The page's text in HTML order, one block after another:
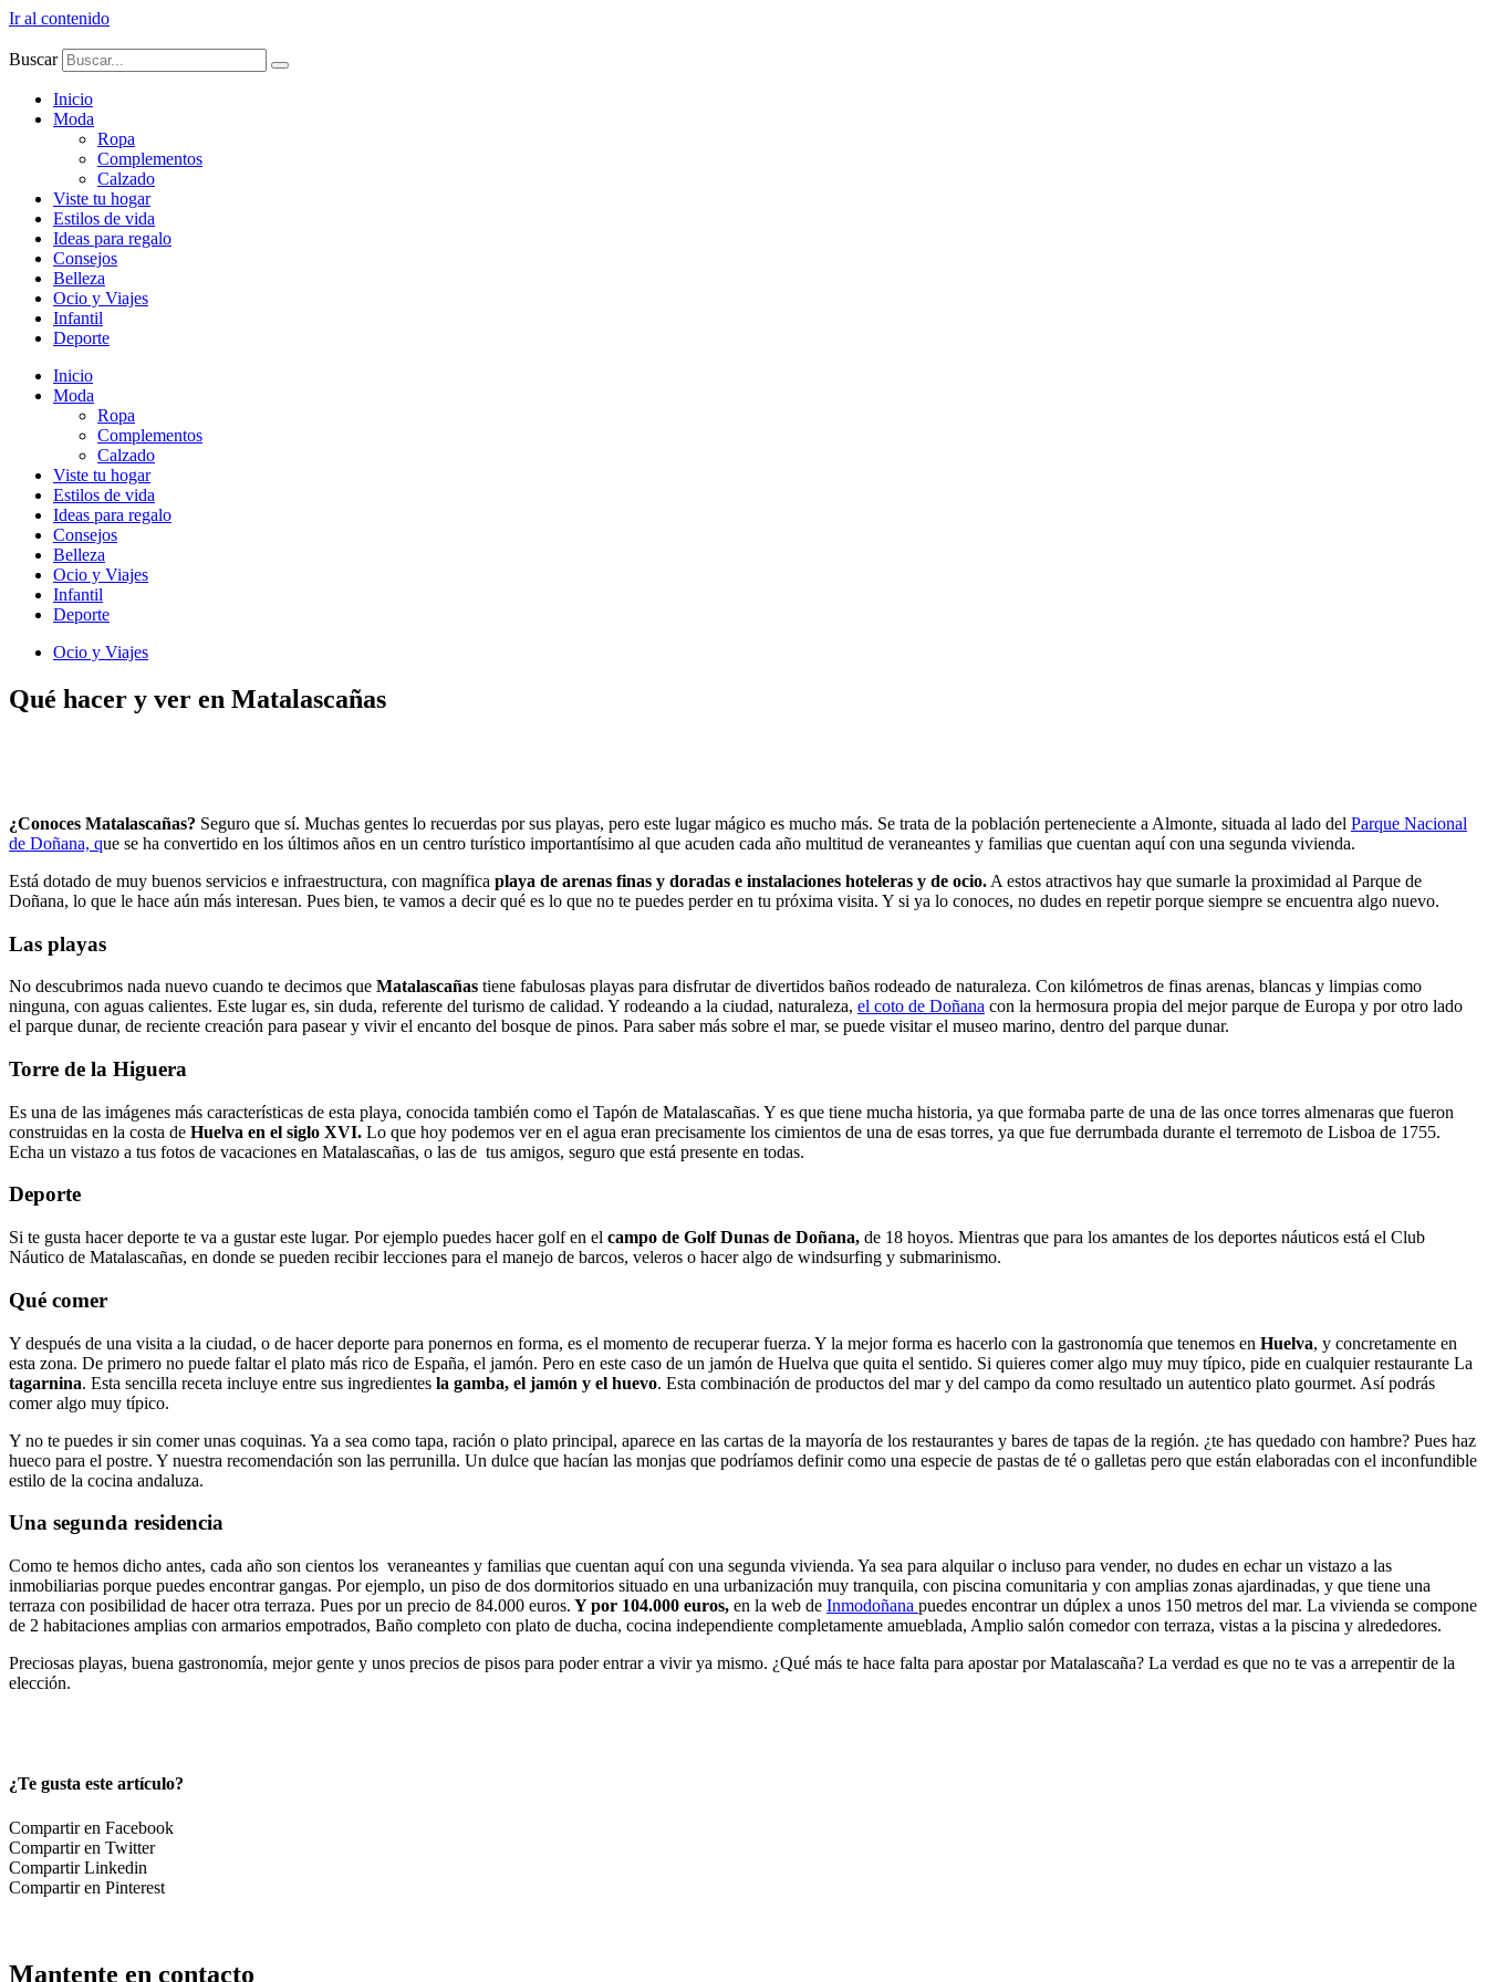
Ir al contenido
Buscar
Inicio
Moda
Ropa
Complementos
Calzado
Viste tu hogar
Estilos de vida
Ideas para regalo
Consejos
Belleza
Ocio y Viajes
Infantil
Deporte
Inicio
Moda
Ropa
Complementos
Calzado
Viste tu hogar
Estilos de vida
Ideas para regalo
Consejos
Belleza
Ocio y Viajes
Infantil
Deporte
Ocio y Viajes
Qué hacer y ver en Matalascañas
¿Conoces Matalascañas? Seguro que sí. Muchas gentes lo recuerdas por sus playas, pero este lugar mágico es mucho más. Se trata de la población perteneciente a Almonte, situada al lado del Parque Nacional
de Doñana, que se ha convertido en los últimos años en un centro turístico importantísimo al que acuden cada año multitud de veraneantes y familias que cuentan aquí con una segunda vivienda.
Está dotado de muy buenos servicios e infraestructura, con magnífica playa de arenas finas y doradas e instalaciones hoteleras y de ocio. A estos atractivos hay que sumarle la proximidad al Parque de
Doñana, lo que le hace aún más interesan. Pues bien, te vamos a decir qué es lo que no te puedes perder en tu próxima visita. Y si ya lo conoces, no dudes en repetir porque siempre se encuentra algo nuevo.
Las playas
No descubrimos nada nuevo cuando te decimos que Matalascañas tiene fabulosas playas para disfrutar de divertidos baños rodeado de naturaleza. Con kilómetros de finas arenas, blancas y limpias como
ninguna, con aguas calientes. Este lugar es, sin duda, referente del turismo de calidad. Y rodeando a la ciudad, naturaleza, el coto de Doñana con la hermosura propia del mejor parque de Europa y por otro lado
el parque dunar, de reciente creación para pasear y vivir el encanto del bosque de pinos. Para saber más sobre el mar, se puede visitar el museo marino, dentro del parque dunar.
Torre de la Higuera
Es una de las imágenes más características de esta playa, conocida también como el Tapón de Matalascañas. Y es que tiene mucha historia, ya que formaba parte de una de las once torres almenaras que fueron
construidas en la costa de Huelva en el siglo XVI. Lo que hoy podemos ver en el agua eran precisamente los cimientos de una de esas torres, ya que fue derrumbada durante el terremoto de Lisboa de 1755.
Echa un vistazo a tus fotos de vacaciones en Matalascañas, o las de tus amigos, seguro que está presente en todas.
Deporte
Si te gusta hacer deporte te va a gustar este lugar. Por ejemplo puedes hacer golf en el campo de Golf Dunas de Doñana, de 18 hoyos. Mientras que para los amantes de los deportes náuticos está el Club
Náutico de Matalascañas, en donde se pueden recibir lecciones para el manejo de barcos, veleros o hacer algo de windsurfing y submarinismo.
Qué comer
Y después de una visita a la ciudad, o de hacer deporte para ponernos en forma, es el momento de recuperar fuerza. Y la mejor forma es hacerlo con la gastronomía que tenemos en Huelva, y concretamente en
esta zona. De primero no puede faltar el plato más rico de España, el jamón. Pero en este caso de un jamón de Huelva que quita el sentido. Si quieres comer algo muy muy típico, pide en cualquier restaurante La
tagarnina. Esta sencilla receta incluye entre sus ingredientes la gamba, el jamón y el huevo. Esta combinación de productos del mar y del campo da como resultado un autentico plato gourmet. Así podrás
comer algo muy típico.
Y no te puedes ir sin comer unas coquinas. Ya a sea como tapa, ración o plato principal, aparece en las cartas de la mayoría de los restaurantes y bares de tapas de la región. ¿te has quedado con hambre? Pues haz
hueco para el postre. Y nuestra recomendación son las perrunilla. Un dulce que hacían las monjas que podríamos definir como una especie de pastas de té o galletas pero que están elaboradas con el inconfundible
estilo de la cocina andaluza.
Una segunda residencia
Como te hemos dicho antes, cada año son cientos los veraneantes y familias que cuentan aquí con una segunda vivienda. Ya sea para alquilar o incluso para vender, no dudes en echar un vistazo a las
inmobiliarias porque puedes encontrar gangas. Por ejemplo, un piso de dos dormitorios situado en una urbanización muy tranquila, con piscina comunitaria y con amplias zonas ajardinadas, y que tiene una
terraza con posibilidad de hacer otra terraza. Pues por un precio de 84.000 euros. Y por 104.000 euros, en la web de Inmodoñana puedes encontrar un dúplex a unos 150 metros del mar. La vivienda se compone
de 2 habitaciones amplias con armarios empotrados, Baño completo con plato de ducha, cocina independiente completamente amueblada, Amplio salón comedor con terraza, vistas a la piscina y alrededores.
Preciosas playas, buena gastronomía, mejor gente y unos precios de pisos para poder entrar a vivir ya mismo. ¿Qué más te hace falta para apostar por Matalascaña? La verdad es que no te vas a arrepentir de la
elección.
¿Te gusta este artículo?
Compartir en Facebook
Compartir en Twitter
Compartir Linkedin
Compartir en Pinterest
Mantente en contacto